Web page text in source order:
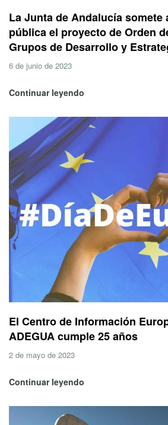
La Junta de Andalucía somete
pública el proyecto de Orden
Grupos de Desarrollo y
6 de junio de 2023
Continuar leyendo
El Centro de Información
ADEGUA cumple 25 años
2 de mayo de 2023
Continuar leyendo